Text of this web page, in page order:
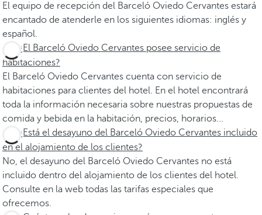
El equipo de recepción del Barceló Oviedo Cervantes estará
encantado de atenderle en los siguientes idiomas: inglés y
español.
¿El Barceló Oviedo Cervantes posee servicio de
habitaciones?
El Barceló Oviedo Cervantes cuenta con servicio de
habitaciones para clientes del hotel. En el hotel encontrará
toda la información necesaria sobre nuestras propuestas de
comida y bebida en la habitación, precios, horarios...
¿Está el desayuno del Barceló Oviedo Cervantes incluido
en el alojamiento de los clientes?
No, el desayuno del Barceló Oviedo Cervantes no está
incluido dentro del alojamiento de los clientes del hotel.
Consulte en la web todas las tarifas especiales que
ofrecemos.